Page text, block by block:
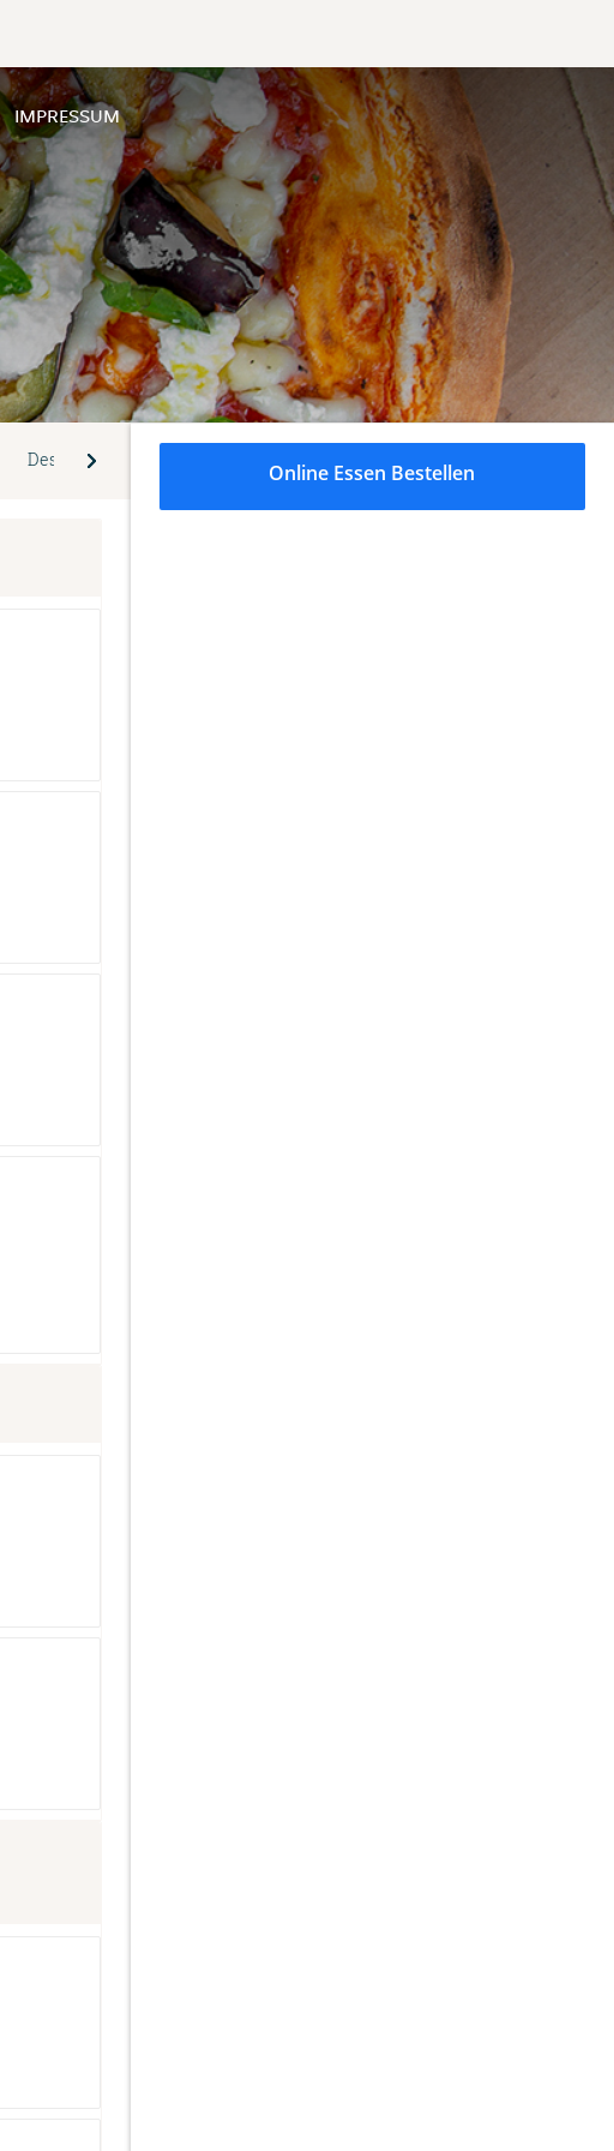
IMPRESSUM
Desserts Alkoholfreie Getränke Alkoholische Getränke
Online Essen Bestellen